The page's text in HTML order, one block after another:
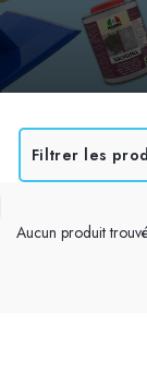
Filtrer les
Aucun produit